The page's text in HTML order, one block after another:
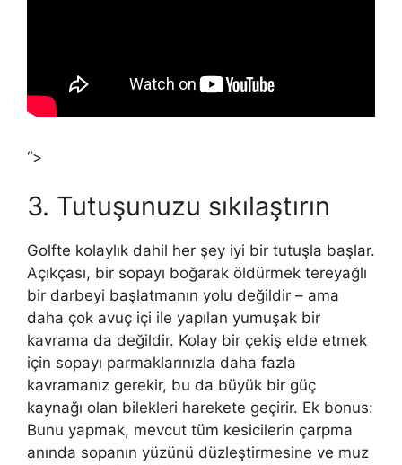
“>
3. Tutuşunuzu sıkılaştırın
Golfte kolaylık dahil her şey iyi bir tutuşla başlar.
Açıkçası, bir sopayı boğarak öldürmek tereyağlı
bir darbeyi başlatmanın yolu değildir – ama
daha çok avuç içi ile yapılan yumuşak bir
kavrama da değildir. Kolay bir çekiş elde etmek
için sopayı parmaklarınızla daha fazla
kavramanız gerekir, bu da büyük bir güç
kaynağı olan bilekleri harekete geçirir. Ek bonus:
Bunu yapmak, mevcut tüm kesicilerin çarpma
anında sopanın yüzünü düzleştirmesine ve muz